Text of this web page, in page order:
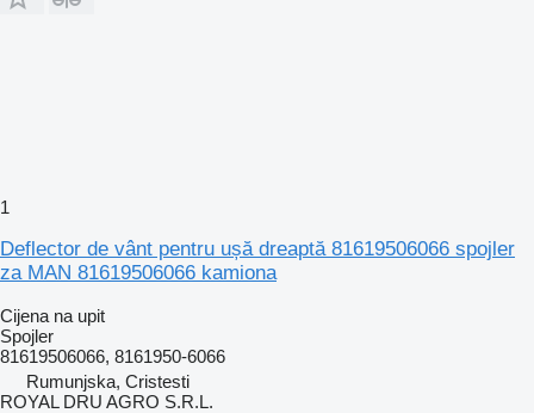
1
Deflector de vânt pentru ușă dreaptă 81619506066 spojler
za MAN 81619506066 kamiona
Cijena na upit
Spojler
81619506066, 8161950-6066
Rumunjska, Cristesti
ROYAL DRU AGRO S.R.L.